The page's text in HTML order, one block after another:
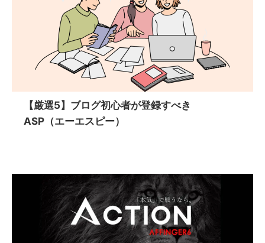
【厳選5】ブログ初心者が登録すべき
ASP（エーエスピー）